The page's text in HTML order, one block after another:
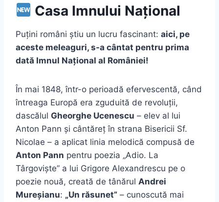
Casa Imnului Național
Puțini români știu un lucru fascinant: aici, pe
aceste meleaguri, s-a cântat pentru prima
dată Imnul Național al României!
În mai 1848, într-o perioadă efervescentă, când
întreaga Europă era zguduită de revoluții,
dascălul Gheorghe Ucenescu – elev al lui
Anton Pann și cântăreț în strana Bisericii Sf.
Nicolae – a aplicat linia melodică compusă de
Anton Pann pentru poezia „Adio. La
Târgoviște” a lui Grigore Alexandrescu pe o
poezie nouă, creată de tânărul Andrei
Mureșianu: „Un răsunet” – cunoscută mai